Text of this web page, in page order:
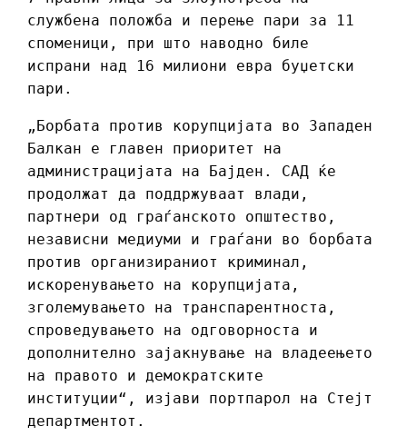
службена положба и перење пари за 11
споменици, при што наводно биле
испрани над 16 милиони евра буџетски
пари.
„Борбата против корупцијата во Западен
Балкан е главен приоритет на
администрацијата на Бајден. САД ќе
продолжат да поддржуваат влади,
партнери од граѓанското општество,
независни медиуми и граѓани во борбата
против организираниот криминал,
искоренувањето на корупцијата,
зголемувањето на транспарентноста,
спроведувањето на одговорноста и
дополнително зајакнување на владеењето
на правото и демократските
институции“, изјави портпарол на Стејт
департментот.